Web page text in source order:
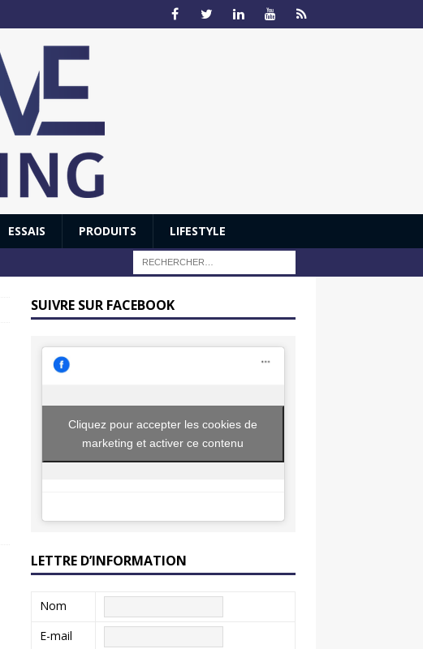
ESSAIS PRODUITS LIFESTYLE
SUIVRE SUR FACEBOOK
Cliquez pour accepter les cookies de
marketing et activer ce contenu
LETTRE D’INFORMATION
Nom
E-mail